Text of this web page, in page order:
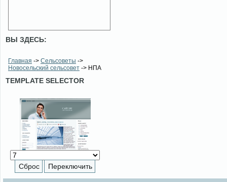
ВЫ ЗДЕСЬ:
Главная -> Сельсоветы ->
Новосельский сельсовет -> НПА
TEMPLATE SELECTOR